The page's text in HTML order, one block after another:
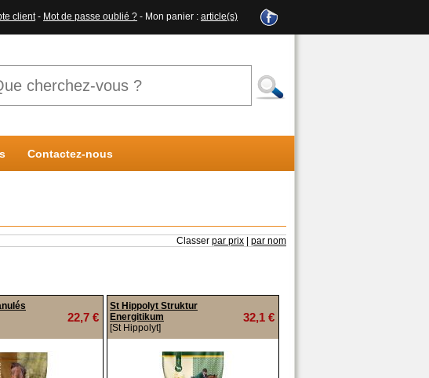
client- Mot de passe oublié ? - Mon panier : article(s)
Contactez-nous
Classer par prix par nom
22,7 €
St Hippolyt Struktur
Energitikum
[St Hippolyt]
32,1 €